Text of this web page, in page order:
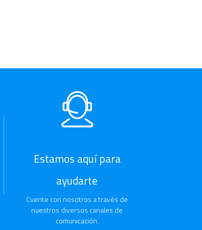
Estamos aquí para
ayudarte
Cuente con nosotros a través de
nuestros diversos canales de
comunicación.